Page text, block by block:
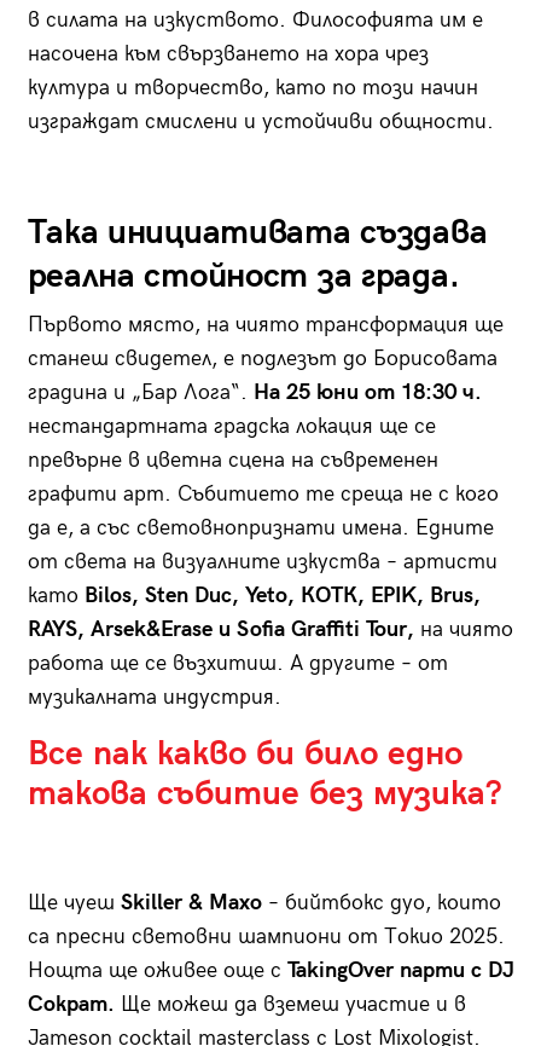
в силата на изкуството. Философията им е
насочена към свързването на хора чрез
култура и творчество, като по този начин
изграждат смислени и устойчиви общности.
Така инициативата създава
реална стойност за града.
Първото място, на чиято трансформация ще
станеш свидетел, е подлезът до Борисовата
градина и „Бар Лога“. На 25 юни от 18:30 ч.
нестандартната градска локация ще се
превърне в цветна сцена на съвременен
графити арт. Събитието те среща не с кого
да е, а със световнопризнати имена. Едните
от света на визуалните изкуства – артисти
като Bilos, Sten Duc, Yeto, КОТК, EPIK, Brus,
RAYS, Arsek&Erase и Sofia Graffiti Tour, на чиято
работа ще се възхитиш. А другите – от
музикалната индустрия.
Все пак какво би било едно
такова събитие без музика?
Ще чуеш Skiller & Maxo– бийтбокс дуо, които
са пресни световни шампиони от Токио 2025.
Нощта ще оживее още с TakingOver парти с DJ
Сократ. Ще можеш да вземеш участие и в
Jameson cocktail masterclass с Lost Mixologist.